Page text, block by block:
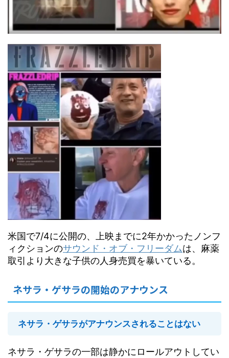
米国で7/4に公開の、上映までに2年かかったノンフ
ィクションのサウンド・オブ・フリーダムは、麻薬
取引より大きな子供の人身売買を暴いている。
ネサラ・ゲサラの開始のアナウンス
ネサラ・ゲサラがアナウンスされることはない
ネサラ・ゲサラの一部は静かにロールアウトしてい